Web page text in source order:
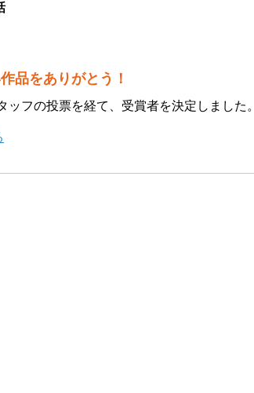
品をありがとう！
フの投票を経て、受賞者を決定しました。